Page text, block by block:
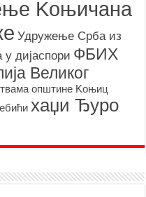
Kоњичана
Удружење Срба из
дијаспори ФБИХ
Великог
општине Kоњиц
хаџи Ђуро